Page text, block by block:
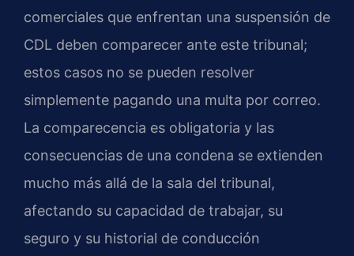
comerciales que enfrentan una suspensión de
CDL deben comparecer ante este tribunal;
estos casos no se pueden resolver
simplemente pagando una multa por correo.
La comparecencia es obligatoria y las
consecuencias de una condena se extienden
mucho más allá de la sala del tribunal,
afectando su capacidad de trabajar, su
seguro y su historial de conducción